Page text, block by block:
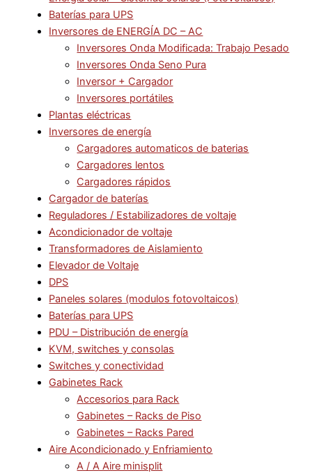
Baterías para UPS
Inversores de ENERGÍA DC – AC
Inversores Onda Modificada: Trabajo Pesado
Inversores Onda Seno Pura
Inversor + Cargador
Inversores portátiles
Plantas eléctricas
Inversores de energía
Cargadores automaticos de baterias
Cargadores lentos
Cargadores rápidos
Cargador de baterías
Reguladores / Estabilizadores de voltaje
Acondicionador de voltaje
Transformadores de Aislamiento
Elevador de Voltaje
DPS
Paneles solares (modulos fotovoltaicos)
Baterías para UPS
PDU – Distribución de energía
KVM, switches y consolas
Switches y conectividad
Gabinetes Rack
Accesorios para Rack
Gabinetes – Racks de Piso
Gabinetes – Racks Pared
Aire Acondicionado y Enfriamiento
A / A Aire minisplit